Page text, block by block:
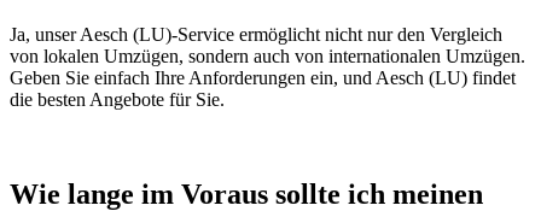
Ja, unser Aesch (LU)-Service ermöglicht nicht nur den Vergleich
von lokalen Umzügen, sondern auch von internationalen Umzügen.
Geben Sie einfach Ihre Anforderungen ein, und Aesch (LU) findet
die besten Angebote für Sie.
Wie lange im Voraus sollte ich meinen